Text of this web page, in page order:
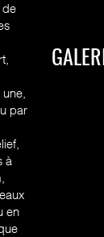
de
par
à
en